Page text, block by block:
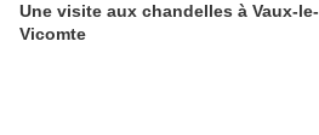
Une visite aux chandelles à Vaux-le-
Vicomte